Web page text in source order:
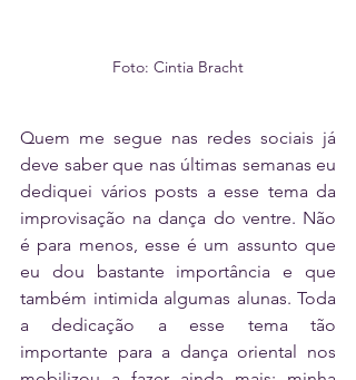
Foto: Cintia Bracht
Quem me segue nas redes sociais já
deve saber que nas últimas semanas eu
dediquei vários posts a esse tema da
improvisação na dança do ventre. Não
é para menos, esse é um assunto que
eu dou bastante importância e que
também intimida algumas alunas. Toda
a dedicação a esse tema tão
importante para a dança oriental nos